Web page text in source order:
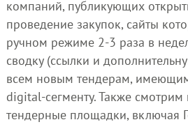
компаний, публикующих
проведение закупок, сайты
ручном режиме 2-3 раза в
сводку (ссылки и
всем новым тендерам,
digital-сегменту. Также
тендерные площадки, включая